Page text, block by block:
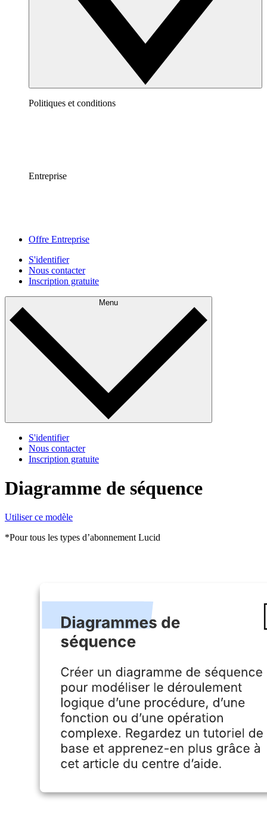
Politiques et conditions
Entreprise
Offre Entreprise
S'identifier
Nous contacter
Inscription gratuite
Menu
S'identifier
Nous contacter
Inscription gratuite
Diagramme de séquence
Utiliser ce modèle
*Pour tous les types d’abonnement Lucid